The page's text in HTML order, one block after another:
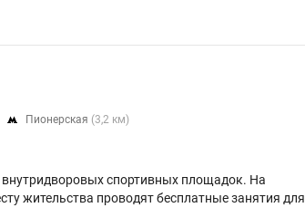
 Пионерская (3,2 км)
спортивных площадок. На
жительства проводят бесплатные занятия для